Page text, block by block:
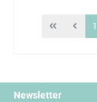
1
Newsletter